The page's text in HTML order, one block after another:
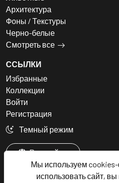
Мы используем
использовать сайт,
Архитектура
Фоны / Текстуры
Черно-белые
Смотреть все
ССЫЛКИ
Избранные
Коллекции
Войти
Регистрация
Темный режим
Русский